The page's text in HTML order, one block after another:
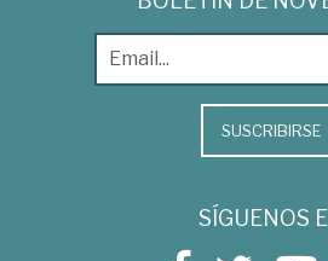
SUSCRIBIRSE
SÍGUENOS